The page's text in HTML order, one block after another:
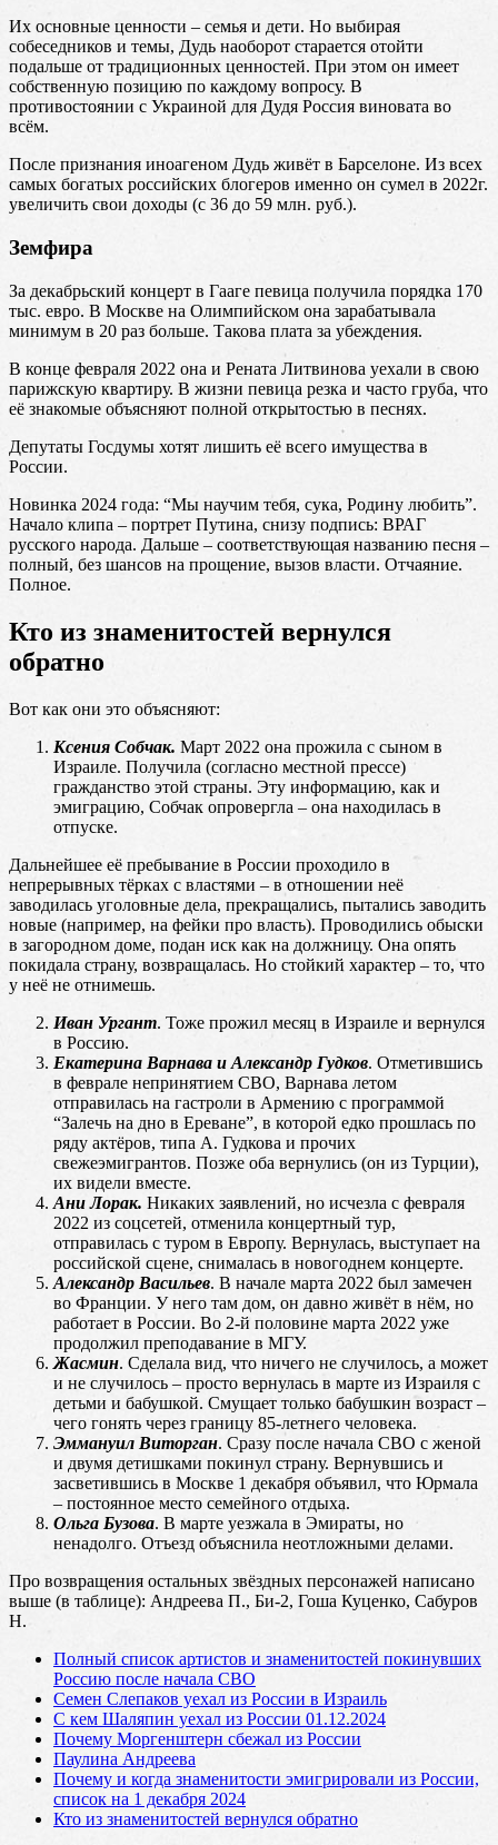
Их основные ценности – семья и дети. Но выбирая
собеседников и темы, Дудь наоборот старается отойти
подальше от традиционных ценностей. При этом он имеет
собственную позицию по каждому вопросу. В
противостоянии с Украиной для Дудя Россия виновата во
всём.
После признания иноагеном Дудь живёт в Барселоне. Из всех
самых богатых российских блогеров именно он сумел в 2022г.
увеличить свои доходы (с 36 до 59 млн. руб.).
Земфира
За декабрьский концерт в Гааге певица получила порядка 170
тыс. евро. В Москве на Олимпийском она зарабатывала
минимум в 20 раз больше. Такова плата за убеждения.
В конце февраля 2022 она и Рената Литвинова уехали в свою
парижскую квартиру. В жизни певица резка и часто груба, что
её знакомые объясняют полной открытостью в песнях.
Депутаты Госдумы хотят лишить её всего имущества в
России.
Новинка 2024 года: “Мы научим тебя, сука, Родину любить”.
Начало клипа – портрет Путина, снизу подпись: ВРАГ
русского народа. Дальше – соответствующая названию песня –
полный, без шансов на прощение, вызов власти. Отчаяние.
Полное.
Кто из знаменитостей вернулся
обратно
Вот как они это объясняют:
Ксения Собчак. Март 2022 она прожила с сыном в
Израиле. Получила (согласно местной прессе)
гражданство этой страны. Эту информацию, как и
эмиграцию, Собчак опровергла – она находилась в
отпуске.
Дальнейшее её пребывание в России проходило в
непрерывных тёрках с властями – в отношении неё
заводилась уголовные дела, прекращались, пытались заводить
новые (например, на фейки про власть). Проводились обыски
в загородном доме, подан иск как на должницу. Она опять
покидала страну, возвращалась. Но стойкий характер – то, что
у неё не отнимешь.
Иван Ургант. Тоже прожил месяц в Израиле и вернулся
в Россию.
Екатерина Варнава и Александр Гудков. Отметившись
в феврале непринятием СВО, Варнава летом
отправилась на гастроли в Армению с программой
“Залечь на дно в Ереване”, в которой едко прошлась по
ряду актёров, типа А. Гудкова и прочих
свежеэмигрантов. Позже оба вернулись (он из Турции),
их видели вместе.
Ани Лорак. Никаких заявлений, но исчезла с февраля
2022 из соцсетей, отменила концертный тур,
отправилась с туром в Европу. Вернулась, выступает на
российской сцене, снималась в новогоднем концерте.
Александр Васильев. В начале марта 2022 был замечен
во Франции. У него там дом, он давно живёт в нём, но
работает в России. Во 2-й половине марта 2022 уже
продолжил преподавание в МГУ.
Жасмин. Сделала вид, что ничего не случилось, а может
и не случилось – просто вернулась в марте из Израиля с
детьми и бабушкой. Смущает только бабушкин возраст –
чего гонять через границу 85-летнего человека.
Эммануил Виторган. Сразу после начала СВО с женой
и двумя детишками покинул страну. Вернувшись и
засветившись в Москве 1 декабря объявил, что Юрмала
– постоянное место семейного отдыха.
Ольга Бузова. В марте уезжала в Эмираты, но
ненадолго. Отъезд объяснила неотложными делами.
Про возвращения остальных звёздных персонажей написано
выше (в таблице): Андреева П., Би-2, Гоша Куценко, Сабуров
Н.
Полный список артистов и знаменитостей покинувших
Россию после начала СВО
Семен Слепаков уехал из России в Израиль
С кем Шаляпин уехал из России 01.12.2024
Почему Моргенштерн сбежал из России
Паулина Андреева
Почему и когда знаменитости эмигрировали из России,
список на 1 декабря 2024
Кто из знаменитостей вернулся обратно